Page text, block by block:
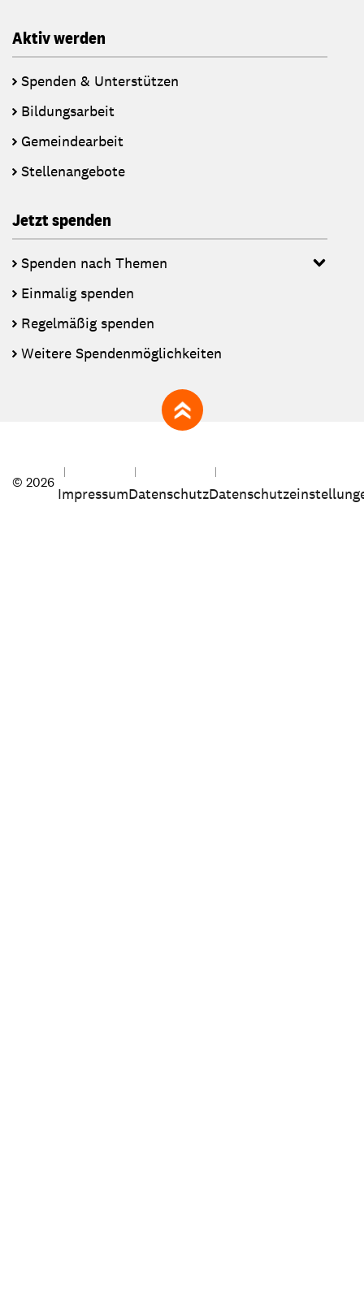
Aktiv werden
Spenden & Unterstützen
Bildungsarbeit
Gemeindearbeit
Stellenangebote
Jetzt spenden
Spenden nach Themen
Einmalig spenden
Regelmäßig spenden
Weitere Spendenmöglichkeiten
zum Seitenanfang
© 2026
ImpressumDatenschutz